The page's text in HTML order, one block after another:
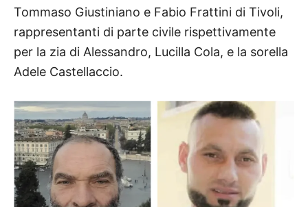
Tommaso Giustiniano e Fabio Frattini di Tivoli,
rappresentanti di parte civile rispettivamente
per la zia di Alessandro, Lucilla Cola, e la sorella
Adele Castellaccio.